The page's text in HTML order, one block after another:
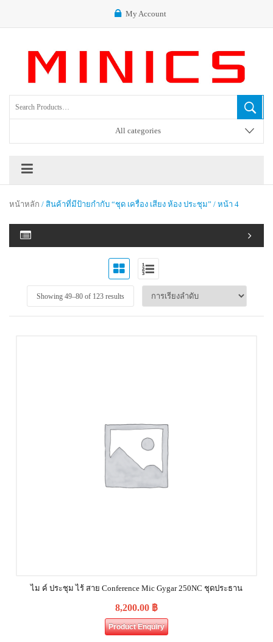
My Account
All categories
หน้าหลัก / สินค้าที่มีป้ายกำกับ “ชุด เครื่อง เสียง ห้อง ประชุม” / หน้า 4
Showing 49–80of 123 results
ไม ค์ ประชุม ไร้ สาย Conference Mic Gygar 250NC ชุดประธาน
8,200.00 ฿
Product Enquiry